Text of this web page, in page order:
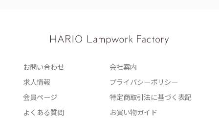
お問い合わせ
会社案内
求人情報
プライバシーポリシー
会員ページ
特定商取引法に基づく表記
よくある質問
お買い物ガイド